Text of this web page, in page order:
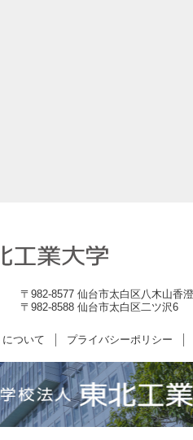
〒982-8577 仙台市太白区八木山香
〒982-8588 仙台市太白区二ツ沢6
ついて プライバシーポリシー